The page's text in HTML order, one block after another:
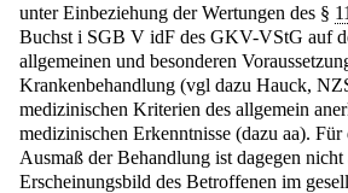
unter Einbeziehung der Wertungen des §
Buchst i SGB V idF des GKV-VStG auf
allgemeinen und besonderen
Krankenbehandlung (vgl dazu Hauck,
medizinischen Kriterien des allgemein
medizinischen Erkenntnisse (dazu aa).
Ausmaß der Behandlung ist dagegen nicht
Erscheinungsbild des Betroffenen im